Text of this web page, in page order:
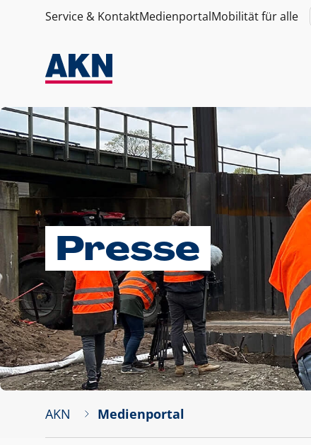
Service & KontaktMedienportalMobilität für alle
Presse
AKN Medienportal